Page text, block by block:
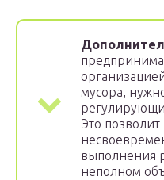
мусора,
Это позволит
выполнения
неполном